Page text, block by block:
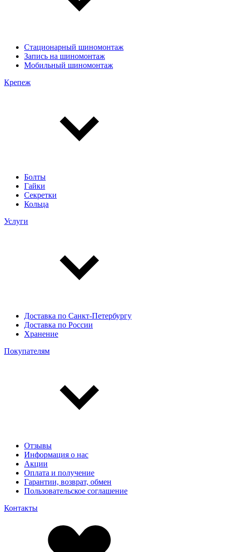
Стационарный шиномонтаж
Запись на шиномонтаж
Мобильный шиномонтаж
Крепеж
Болты
Гайки
Секретки
Кольца
Услуги
Доставка по Санкт-Петербургу
Доставка по России
Хранение
Покупателям
Отзывы
Информация о нас
Акции
Оплата и получение
Гарантии, возврат, обмен
Пользовательское соглашение
Контакты